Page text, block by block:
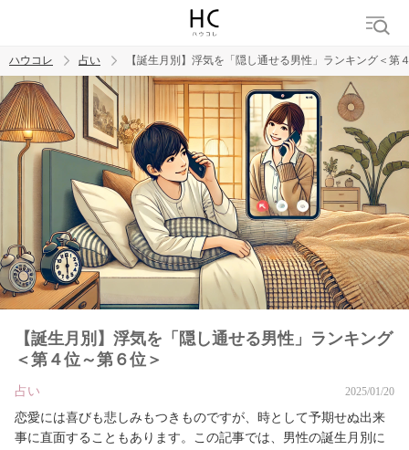
トレンド ワード
ハウコレ 占い 【誕生月別】浮気を「隠し通せる男性」ランキング＜第
【誕生月別】浮気を「隠し通せる男性」ランキング
＜第４位～第６位＞
占い 2025/01/20
恋愛には喜びも悲しみもつきものですが、時として予期せぬ出来
事に直面することもあります。この記事では、男性の誕生月別に